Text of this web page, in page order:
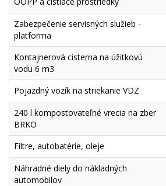
Zabezpečenie servisných služieb -
platforma
Kontajnerová cisterna na úžitkovú
vodu 6 m3
Pojazdný vozík na striekanie VDZ
240 l kompostovateľné vrecia na zber
BRKO
Filtre, autobatérie, oleje
Náhradné diely do nákladných
automobilov